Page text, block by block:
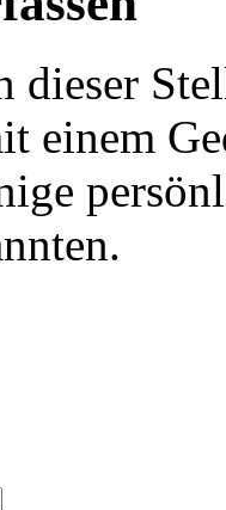
dieser
einem